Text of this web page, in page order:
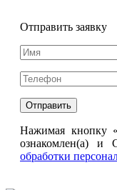
Отправить заявку
Нажимая кнопку
ознакомлен(а) и
обработки